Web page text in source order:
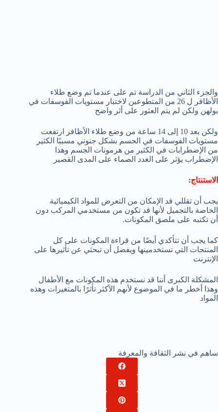
والجزء الثاني من الدراسة تم على عندما تم وضع طلاء
الأظافر ل 26 من المتطوعين لاختبار مستويات الفوسفات في
بولهن ولكن لم يتم العثور على أثر واضح
ولكن بعد 10 إلى 14 ساعة من وضع طلاء الأظافر ارتفعت
مستويات الفوسفات في الجسم بشكل جنوني مسببًا الكثير
من الإضطرابات في الكثير من هرمونات الجسم وهذا
الإضطراب يؤثر على الغدد الصماء على المدى القصير
الاستنتاج:
يجب أن تقللي قد الإمكان من التعرض للمواد الكيميائية
الخاصة بالتجميل لأنها قد تكون من مستخدمي المركب دون
أن تكتبه على ملصق المكونات.
كما يجب أن تتأكدي أيضًا من قراءة المكونات على كل
المنتجات التي تستخدمينها ويفضل أن تبحثي عن تأثيرها على
الإنترنت
المشكلة الكبرى أننا قد نستخدم هذه المكونات مع الأطفال
وهذا أخطر ما في الموضوع لأنهم الأكثر تأثرًا بالمتغيرات وهذه
المواد
ساهم في نشر الثقافة والمعرفة